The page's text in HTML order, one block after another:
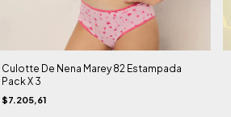
Culotte De Nena Marey 82 Estampada
Pack X 3
$7.205,61